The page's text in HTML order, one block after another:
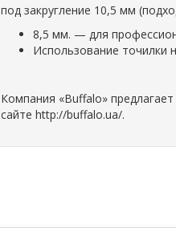
под закругление 10,5 мм
8,5 мм. — для
Использование точилки
Компания «Buffalo»
сайте http://buffalo.ua/.